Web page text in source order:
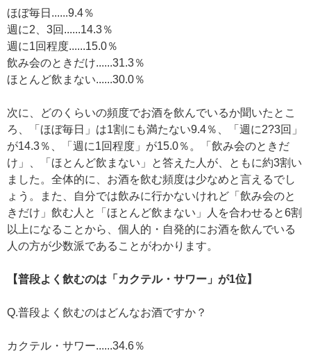
ほぼ毎日......9.4％
週に2、3回......14.3％
週に1回程度......15.0％
飲み会のときだけ......31.3％
ほとんど飲まない......30.0％
次に、どのくらいの頻度でお酒を飲んでいるか聞いたとこ
ろ、「ほぼ毎日」は1割にも満たない9.4％、「週に2?3回」
が14.3％、「週に1回程度」が15.0％。「飲み会のときだ
け」、「ほとんど飲まない」と答えた人が、ともに約3割い
ました。全体的に、お酒を飲む頻度は少なめと言えるでし
ょう。また、自分では飲みに行かないけれど「飲み会のと
きだけ」飲む人と「ほとんど飲まない」人を合わせると6割
以上になることから、個人的・自発的にお酒を飲んでいる
人の方が少数派であることがわかります。
【普段よく飲むのは「カクテル・サワー」が1位】
Q.普段よく飲むのはどんなお酒ですか？
カクテル・サワー......34.6％